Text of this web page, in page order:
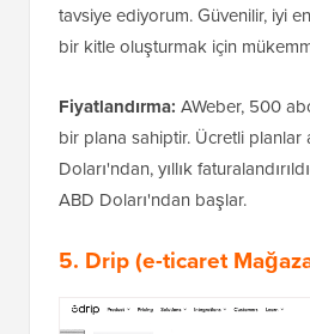
tavsiye ediyorum. Güvenilir, iyi
bir kitle oluşturmak için
Fiyatlandırma: AWeber, 500
bir plana sahiptir. Ücretli planlar
Doları'ndan, yıllık
ABD Doları'ndan başlar.
5. Drip(e-ticaret